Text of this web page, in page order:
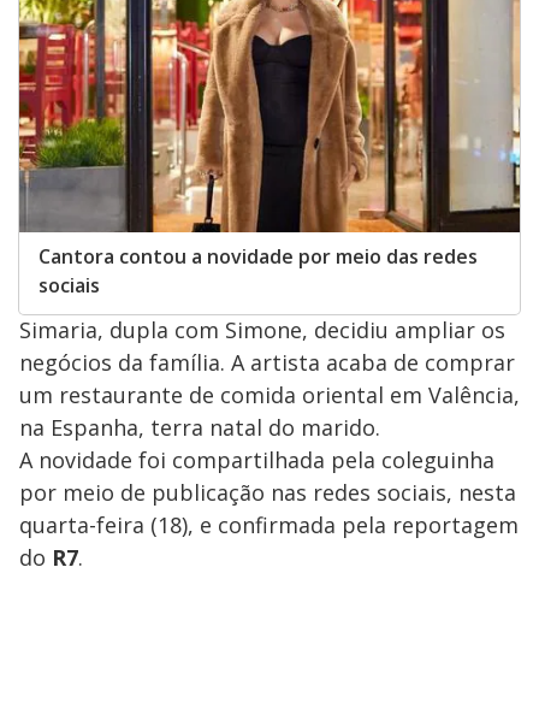
Cantora contou a novidade por meio das redes
sociais
Simaria, dupla com Simone, decidiu ampliar os
negócios da família. A artista acaba de comprar
um restaurante de comida oriental em Valência,
na Espanha, terra natal do marido.
A novidade foi compartilhada pela coleguinha
por meio de publicação nas redes sociais, nesta
quarta-feira (18), e confirmada pela reportagem
do R7.